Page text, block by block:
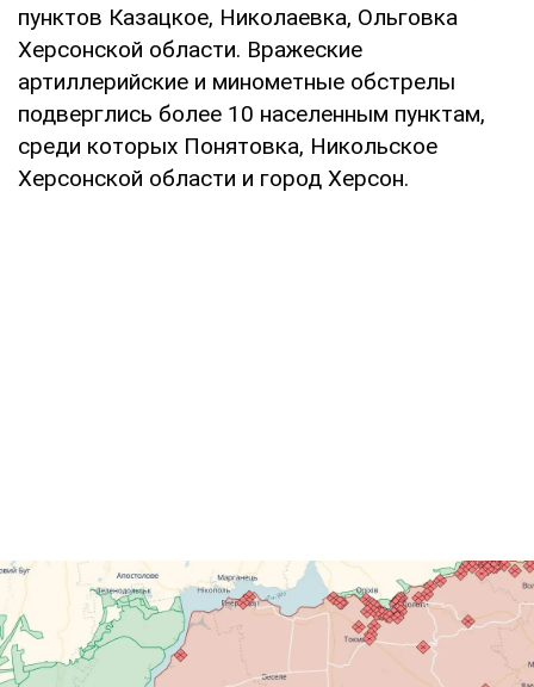
пунктов Казацкое, Николаевка, Ольговка
Херсонской области. Вражеские
артиллерийские и минометные обстрелы
подверглись более 10 населенным пунктам,
среди которых Понятовка, Никольское
Херсонской области и город Херсон.